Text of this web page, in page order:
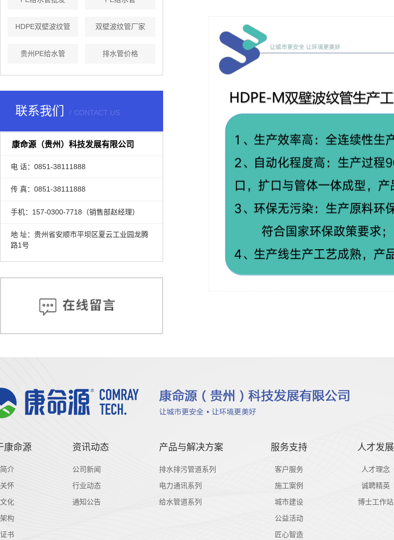
HDPE双壁波纹管 双壁波纹管厂家
贵州PE给水管 排水管价格
联系我们 CONTACT US
康命源（贵州）科技发展有限公司
电 话：0851-38111888
传 真：0851-38111888
手机：157-0300-7718（销售部赵经理）
地 址：贵州省安顺市平坝区夏云工业园龙腾
路1号
康命源
介
怀
化
构
书
资讯动态
公司新闻
行业动态
通知公告
产品与解决方案
排水排污管道系列
电力通讯系列
给水管道系列
服务支持
客户服务
施工案例
城市建设
公益活动
匠心智造
人才发展
人才理念
诚聘精英
博士工作站